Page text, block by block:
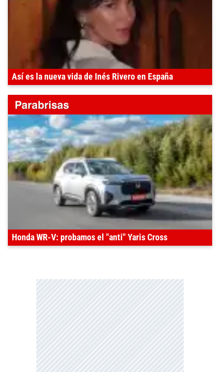
Así es la nueva vida de Inés Rivero en España
Honda WR-V: probamos el "anti" Yaris Cross